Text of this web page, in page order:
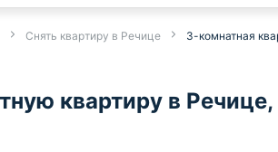
Снять квартиру в Речице 3-комнатная
квартиру в